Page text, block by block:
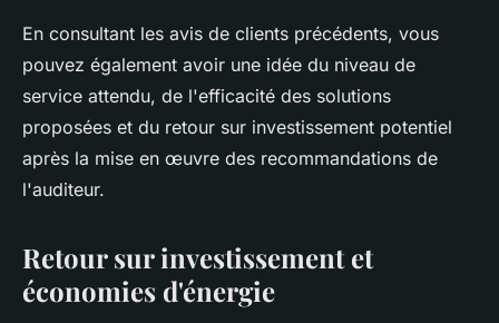
En consultant les avis de clients précédents, vous
pouvez également avoir une idée du niveau de
service attendu, de l'efficacité des solutions
proposées et du retour sur investissement potentiel
après la mise en œuvre des recommandations de
l'auditeur.
Retour sur investissement et
économies d'énergie